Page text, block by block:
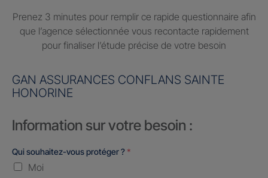
Prenez 3 minutes pour remplir ce rapide questionnaire afin
que l’agence sélectionnée vous recontacte rapidement
pour finaliser l’étude précise de votre besoin
GAN ASSURANCES CONFLANS SAINTE
HONORINE
Information sur votre besoin :
Qui souhaitez-vous protéger ? *
Moi